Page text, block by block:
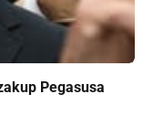
Pegasusa